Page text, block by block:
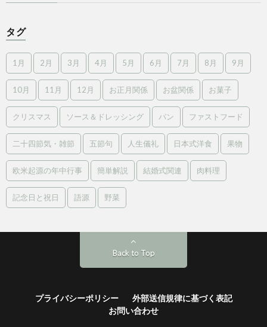
タグ
1月 2月 3月 4月 5月 6月 7月 8月 9月
10月 11月 12月 お正月関係 お盆関係 お菓子
クリスマス ソース＆ドレッシング パン ファストフード
二十四節気・雑節 五節句 人生儀礼 日本式洋食 果物
欧米起源の年中行事 簡単解説 結婚式関連 肉料理
記念日と祝日 語源 野菜
Back to Top
プライバシーポリシー
外部送信規律に基づく表記
お問い合わせ